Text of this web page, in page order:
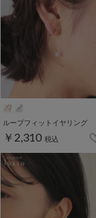
ループフィットイヤリング
￥2,310 税込